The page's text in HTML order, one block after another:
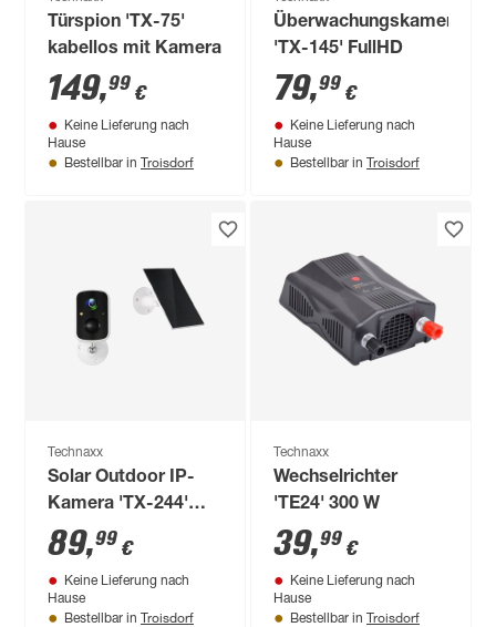
Türspion 'TX-75'
kabellos mit Kamera
149,99 €
Keine Lieferung nach
Hause
Bestellbar in Troisdorf
Überwachungskamera
'TX-145' FullHD
79,99 €
Keine Lieferung nach
Hause
Bestellbar in Troisdorf
Technaxx
Solar Outdoor IP-
Kamera 'TX-244'
Full-HD Nachtsicht
89,99 €
Keine Lieferung nach
Hause
Bestellbar in Troisdorf
Technaxx
Wechselrichter
'TE24' 300 W
39,99 €
Keine Lieferung nach
Hause
Bestellbar in Troisdorf